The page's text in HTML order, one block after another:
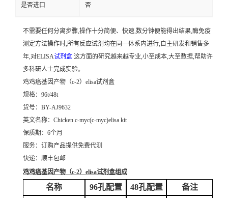
是否进口 否
不需要任何分离步骤,操作十分简便、快速,数分钟便能得出结果,酶免疫
测定方法操作时,所有反应试剂均在同一体系内进行,自主研发和销售多
年,对ELISA试剂盒 这方面的研究越来越专业,小至成本,大至数据,帮助许
多科研人士完成实验。
鸡鸡癌基因产物（c-2）elisa试剂盒
规格：96t/48t
货号：BY-AJ9632
英文名称： Chicken c-myc(c-myc)elisa kit
保质期：6个月
服务：订购产品提供免费代测
快递：顺丰包邮
鸡鸡癌基因产物（c-2）elisa试剂盒组成
名称 96孔配置 48孔配置 备注